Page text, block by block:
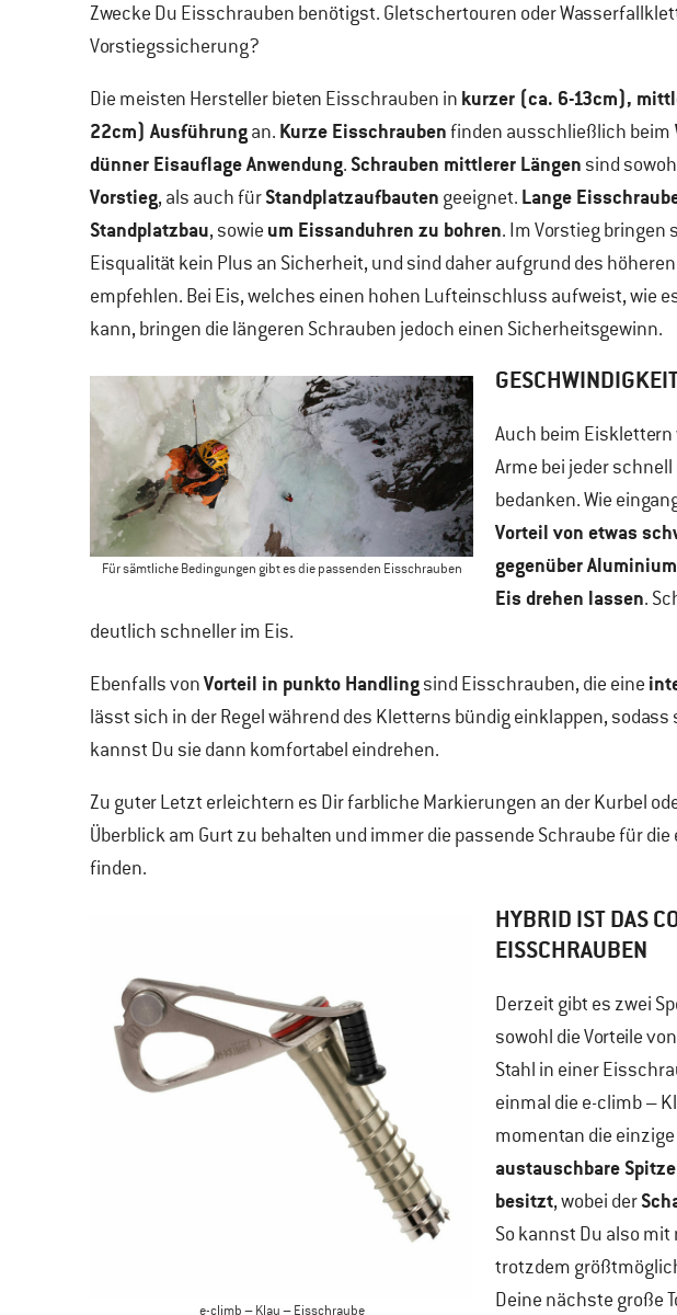
Zwecke Du Eisschrauben benötigst. Gletschertouren oder
Vorstiegssicherung?
Die meisten Hersteller bieten Eisschrauben in kurzer (ca. 6-13cm),
22cm) Ausführungan. Kurze Eisschraubenfinden ausschließlich beim
dünner Eisauflage Anwendung.Schrauben mittlerer Längen sind
Vorstieg, als auch fürStandplatzaufbauten geeignet. Lange
Standplatzbau, sowie um Eissanduhren zu bohren. Im Vorstieg bringen
Eisqualität kein Plus an Sicherheit, und sind daher aufgrund des
empfehlen. Bei Eis, welches einen hohen Lufteinschluss aufweist, wie
kann, bringen die längeren Schrauben jedoch einen Sicherheitsgewinn.
Für sämtliche Bedingungen gibt es die passenden Eisschrauben
Auch beim
Arme bei jeder
bedanken. Wie
Vorteil von etwas
gegenüber Aluminium
Eis drehen lassen.
deutlich schneller im Eis.
Ebenfalls vonVorteil in punkto Handlingsind Eisschrauben, die eine
lässt sich in der Regel während des Kletterns bündig einklappen,
kannst Du sie dann komfortabel eindrehen.
Zu guter Letzt erleichtern es Dir farbliche Markierungen an der Kurbel
Überblick am Gurt zu behalten und immer die passende Schraube für
finden.
e-climb – Klau – Eisschraube
HYBRID IST DAS
EISSCHRAUBEN
Derzeit gibt es zwei
sowohl die Vorteile
Stahl in einer
einmal die e-climb –
momentan die
austauschbare
besitzt, wobei der
So kannst Du also
trotzdem
Deine nächste große